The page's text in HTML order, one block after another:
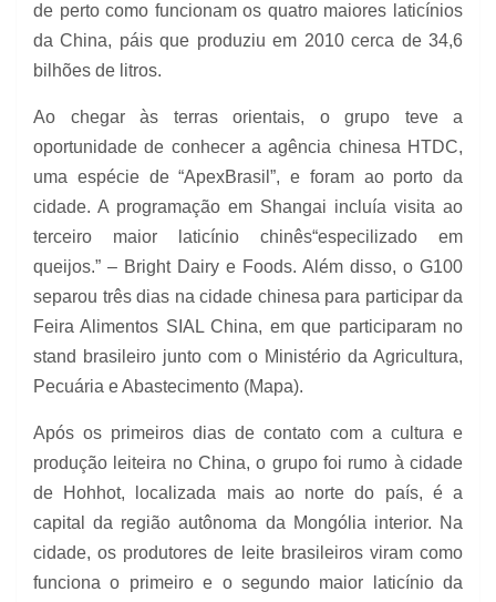
de perto como funcionam os quatro maiores laticínios
da China, páis que produziu em 2010 cerca de 34,6
bilhões de litros.
Ao chegar às terras orientais, o grupo teve a
oportunidade de conhecer a agência chinesa HTDC,
uma espécie de “ApexBrasil”, e foram ao porto da
cidade. A programação em Shangai incluía visita ao
terceiro maior laticínio chinês“especilizado em
queijos.” – Bright Dairy e Foods. Além disso, o G100
separou três dias na cidade chinesa para participar da
Feira Alimentos SIAL China, em que participaram no
stand brasileiro junto com o Ministério da Agricultura,
Pecuária e Abastecimento (Mapa).
Após os primeiros dias de contato com a cultura e
produção leiteira no China, o grupo foi rumo à cidade
de Hohhot, localizada mais ao norte do país, é a
capital da região autônoma da Mongólia interior. Na
cidade, os produtores de leite brasileiros viram como
funciona o primeiro e o segundo maior laticínio da